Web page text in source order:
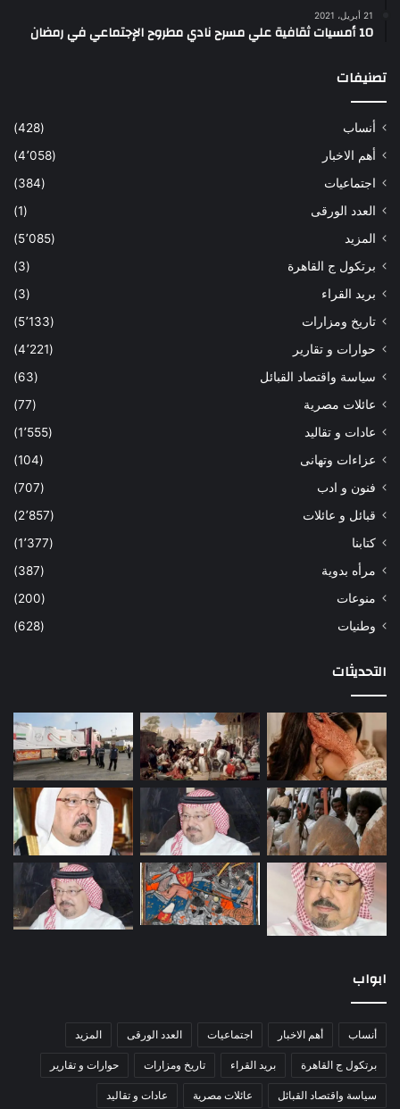
21 أبريل، 2021
10 أمسيات ثقافية علي مسرح نادي مطروح الإجتماعي في رمضان
تصنيفات
أنساب
(428)
أهم الاخبار
(4٬058)
اجتماعيات
(384)
العدد الورقى
(1)
المزيد
(5٬085)
برتكول ج القاهرة
(3)
بريد القراء
(3)
تاريخ ومزارات
(5٬133)
حوارات و تقارير
(4٬221)
سياسة واقتصاد القبائل
(63)
عائلات مصرية
(77)
عادات و تقاليد
(1٬555)
عزاءات وتهانى
(104)
فنون و ادب
(707)
قبائل و عائلات
(2٬857)
كتابنا
(1٬377)
مرأه بدوية
(387)
منوعات
(200)
وطنيات
(628)
التحديثات
ابواب
أنساب أهم الاخبار اجتماعيات العدد الورقى المزيد
برتكول ج القاهرة بريد القراء تاريخ ومزارات حوارات و تقارير
سياسة واقتصاد القبائل عائلات مصرية عادات و تقاليد